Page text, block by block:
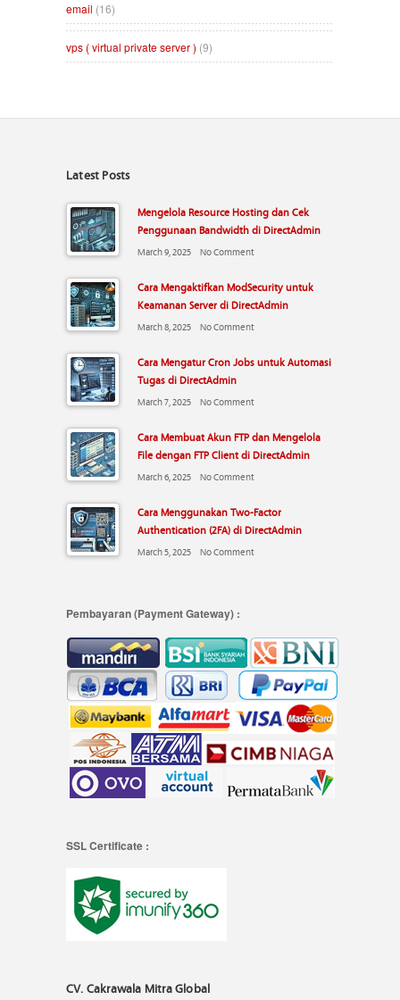
email (16)
vps ( virtual private server ) (9)
Latest Posts
Mengelola Resource Hosting dan Cek
Penggunaan Bandwidth di DirectAdmin
March 9, 2025 No Comment
Cara Mengaktifkan ModSecurity untuk
Keamanan Server di DirectAdmin
March 8, 2025 No Comment
Cara Mengatur Cron Jobs untuk Automasi
Tugas di DirectAdmin
March 7, 2025 No Comment
Cara Membuat Akun FTP dan Mengelola
File dengan FTP Client di DirectAdmin
March 6, 2025 No Comment
Cara Menggunakan Two-Factor
Authentication (2FA) di DirectAdmin
March 5, 2025 No Comment
Pembayaran (Payment Gateway) :
SSL Certificate :
CV. Cakrawala Mitra Global